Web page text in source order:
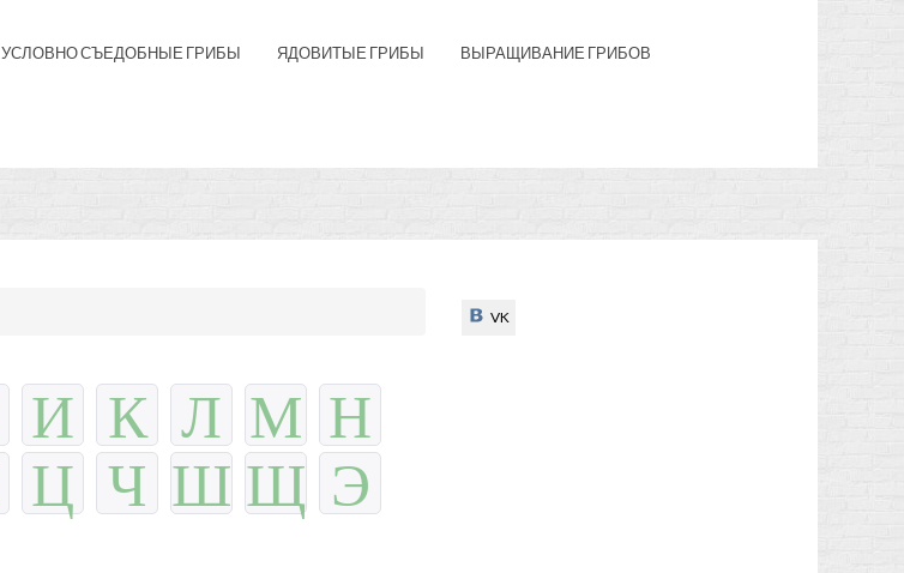
УСЛОВНО СЪЕДОБНЫЕ ГРИБЫ ЯДОВИТЫЕ ГРИБЫ ВЫРАЩИВАНИЕ ГРИБОВ
И К Л М Н
Ц Ч Ш Щ Э
VK
VK